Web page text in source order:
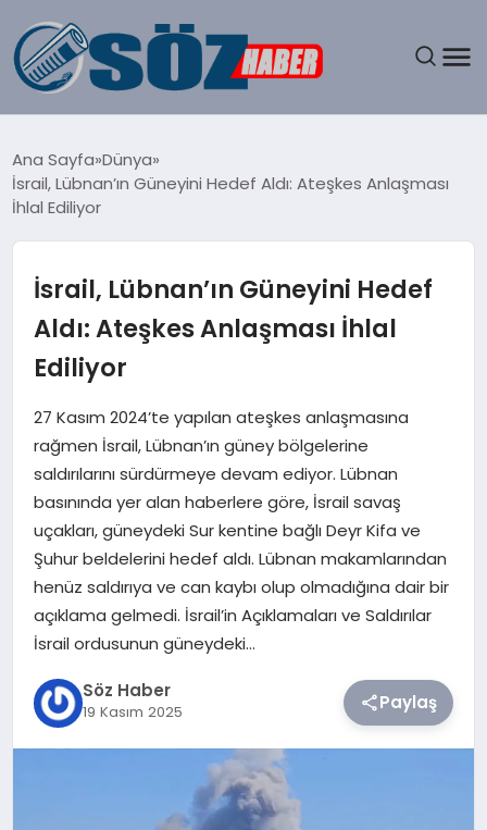
SPOR
EĞITIM
SAĞLIK
DÜNYA
TEKNOLOJI
SIYASET
YAŞAM
Ana Sayfa Dünya
İsrail, Lübnan’ın Güneyini Hedef Aldı: Ateşkes Anlaşması
İhlal Ediliyor
İsrail, Lübnan’ın Güneyini Hedef
Aldı: Ateşkes Anlaşması İhlal
Ediliyor
27 Kasım 2024’te yapılan ateşkes anlaşmasına
rağmen İsrail, Lübnan’ın güney bölgelerine
saldırılarını sürdürmeye devam ediyor. Lübnan
basınında yer alan haberlere göre, İsrail savaş
uçakları, güneydeki Sur kentine bağlı Deyr Kifa ve
Şuhur beldelerini hedef aldı. Lübnan makamlarından
henüz saldırıya ve can kaybı olup olmadığına dair bir
açıklama gelmedi. İsrail’in Açıklamaları ve Saldırılar
İsrail ordusunun güneydeki…
Söz Haber
19 Kasım 2025 Paylaş